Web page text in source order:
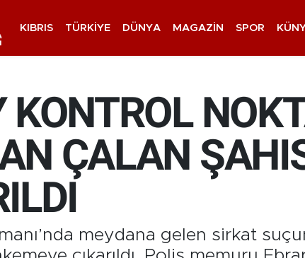
KIBRIS TÜRKIYE DÜNYA MAGAZIN SPOR
KONTROL
ÇALAN
meydana gelen sirkat